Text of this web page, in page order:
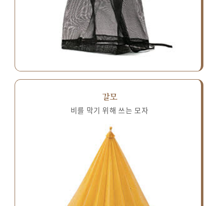
갈모
비를 막기 위해 쓰는 모자